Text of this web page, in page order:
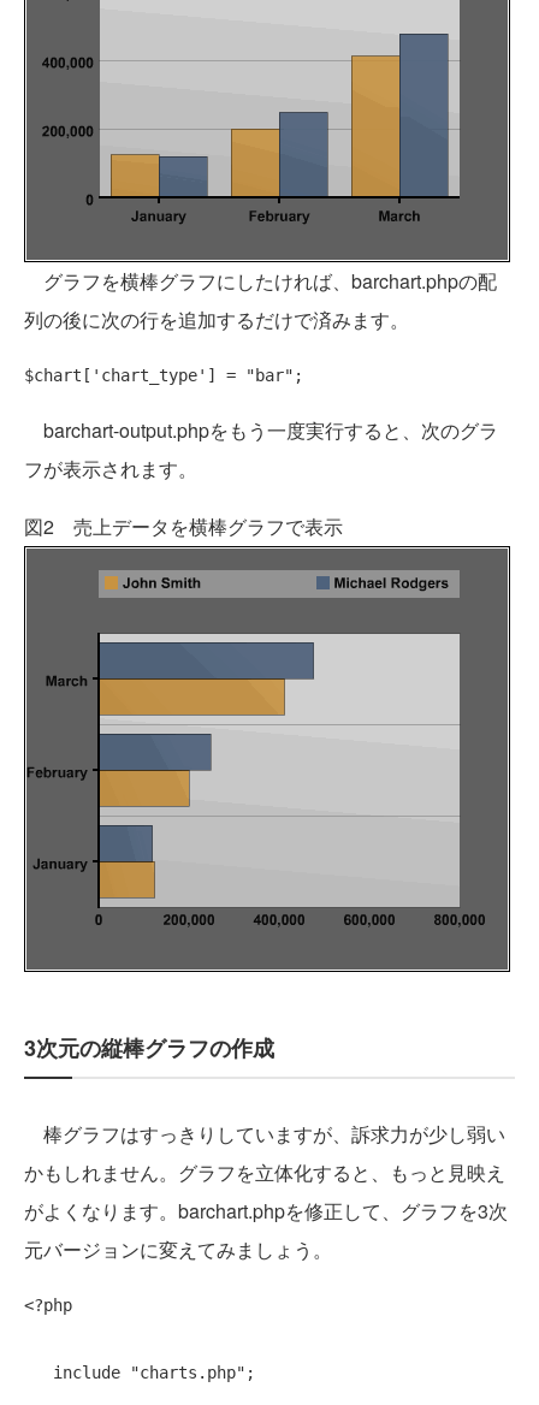
グラフを横棒グラフにしたければ、barchart.phpの配
列の後に次の行を追加するだけで済みます。
$chart[ 'chart_type' ] = "bar"
barchart-output.phpをもう一度実行すると、次のグラ
フが表示されます。
図2 売上データを横棒グラフで表示
3次元の縦棒グラフの作成
棒グラフはすっきりしていますが、訴求力が少し弱い
かもしれません。グラフを立体化すると、もっと見映え
がよくなります。barchart.phpを修正して、グラフを3次
元バージョンに変えてみましょう。
<?php
include "charts.php" ;